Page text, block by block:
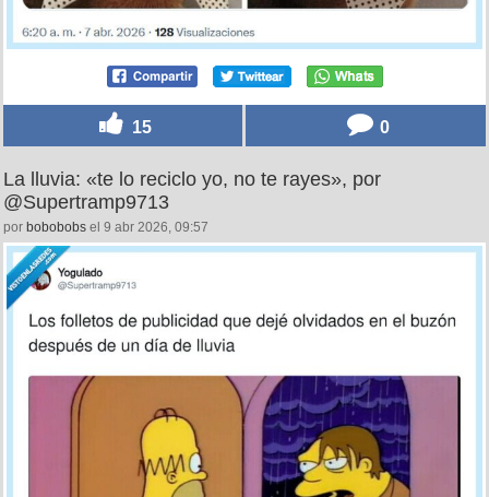
15 0
La lluvia: «te lo reciclo yo, no te rayes», por
@Supertramp9713
por bobobobs el 9 abr 2026, 09:57